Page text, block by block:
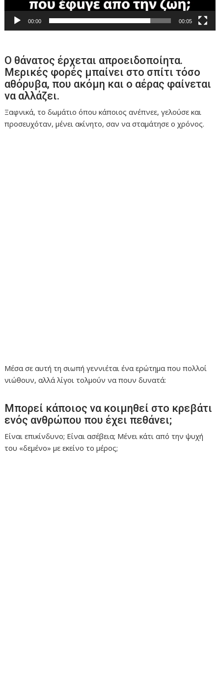
00:00 00:05
Ο θάνατος έρχεται απροειδοποίητα.
Μερικές φορές μπαίνει στο σπίτι τόσο
αθόρυβα, που ακόμη και ο αέρας φαίνεται
να αλλάζει.
Ξαφνικά, το δωμάτιο όπου κάποιος ανέπνεε, γελούσε και
προσευχόταν, μένει ακίνητο, σαν να σταμάτησε ο χρόνος.
Μέσα σε αυτή τη σιωπή γεννιέται ένα ερώτημα που πολλοί
νιώθουν, αλλά λίγοι τολμούν να πουν δυνατά:
Μπορεί κάποιος να κοιμηθεί στο κρεβάτι
ενός ανθρώπου που έχει πεθάνει;
Είναι επικίνδυνο; Είναι ασέβεια; Μένει κάτι από την ψυχή
του «δεμένο» με εκείνο το μέρος;